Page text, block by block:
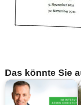
Das könnte Sie